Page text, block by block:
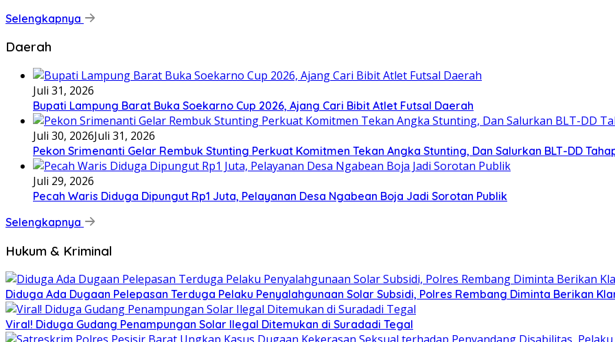
Selengkapnya
Daerah
Juli 31, 2026
Bupati Lampung Barat Buka Soekarno Cup 2026, Ajang Cari Bibit Atlet Futsal Daerah
Juli 30, 2026Juli 31, 2026
Pekon Srimenanti Gelar Rembuk Stunting Perkuat Komitmen Tekan Angka Stunting, Dan Salurkan BLT-DD
Juli 29, 2026
Pecah Waris Diduga Dipungut Rp1 Juta, Pelayanan Desa Ngabean Boja Jadi Sorotan Publik
Selengkapnya
Hukum & Kriminal
Diduga Ada Dugaan Pelepasan Terduga Pelaku Penyalahgunaan Solar Subsidi, Polres Rembang Diminta Berikan
Viral! Diduga Gudang Penampungan Solar Ilegal Ditemukan di Suradadi Tegal